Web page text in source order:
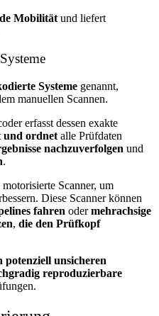
Mobilität und liefert
Systeme genannt,
manuellen Scannen.
erfasst dessen exakte
und ordnet alle Prüfdaten
nachzuverfolgen und
.
Scanner, um
Diese Scanner können
fahren odermehrachsige
, die den Prüfkopf
potenziell unsicheren
reproduzierbare